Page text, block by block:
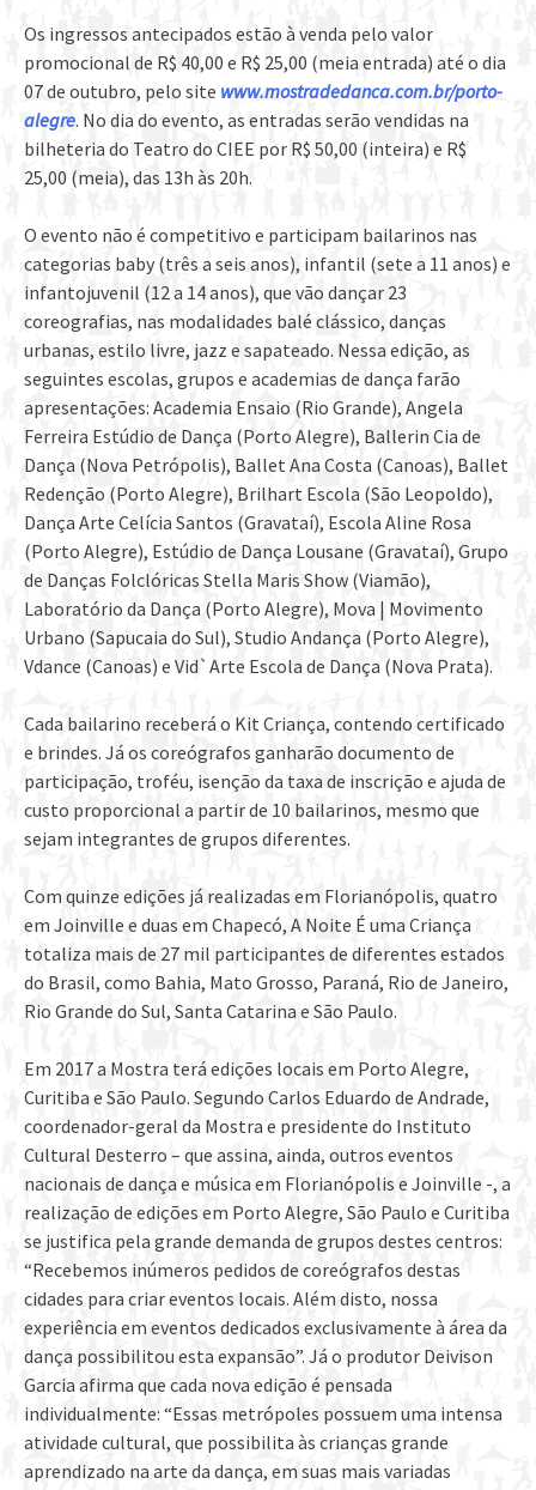
Os ingressos antecipados estão à venda pelo valor
promocional de R$ 40,00 e R$ 25,00 (meia entrada) até o dia
07 de outubro, pelo site www.mostradedanca.com.br/porto-
alegre. No dia do evento, as entradas serão vendidas na
bilheteria do Teatro do CIEE por R$ 50,00 (inteira) e R$
25,00 (meia), das 13h às 20h.
O evento não é competitivo e participam bailarinos nas
categorias baby (três a seis anos), infantil (sete a 11 anos) e
infantojuvenil (12 a 14 anos), que vão dançar 23
coreografias, nas modalidades balé clássico, danças
urbanas, estilo livre, jazz e sapateado. Nessa edição, as
seguintes escolas, grupos e academias de dança farão
apresentações: Academia Ensaio (Rio Grande), Angela
Ferreira Estúdio de Dança (Porto Alegre), Ballerin Cia de
Dança (Nova Petrópolis), Ballet Ana Costa (Canoas), Ballet
Redenção (Porto Alegre), Brilhart Escola (São Leopoldo),
Dança Arte Celícia Santos (Gravataí), Escola Aline Rosa
(Porto Alegre), Estúdio de Dança Lousane (Gravataí), Grupo
de Danças Folclóricas Stella Maris Show (Viamão),
Laboratório da Dança (Porto Alegre), Mova | Movimento
Urbano (Sapucaia do Sul), Studio Andança (Porto Alegre),
Vdance (Canoas) e Vid`Arte Escola de Dança (Nova Prata).
Cada bailarino receberá o Kit Criança, contendo certificado
e brindes. Já os coreógrafos ganharão documento de
participação, troféu, isenção da taxa de inscrição e ajuda de
custo proporcional a partir de 10 bailarinos, mesmo que
sejam integrantes de grupos diferentes.
Com quinze edições já realizadas em Florianópolis, quatro
em Joinville e duas em Chapecó, A Noite É uma Criança
totaliza mais de 27 mil participantes de diferentes estados
do Brasil, como Bahia, Mato Grosso, Paraná, Rio de Janeiro,
Rio Grande do Sul, Santa Catarina e São Paulo.
Em 2017 a Mostra terá edições locais em Porto Alegre,
Curitiba e São Paulo. Segundo Carlos Eduardo de Andrade,
coordenador-geral da Mostra e presidente do Instituto
Cultural Desterro – que assina, ainda, outros eventos
nacionais de dança e música em Florianópolis e Joinville -, a
realização de edições em Porto Alegre, São Paulo e Curitiba
se justifica pela grande demanda de grupos destes centros:
“Recebemos inúmeros pedidos de coreógrafos destas
cidades para criar eventos locais. Além disto, nossa
experiência em eventos dedicados exclusivamente à área da
dança possibilitou esta expansão”. Já o produtor Deivison
Garcia afirma que cada nova edição é pensada
individualmente: “Essas metrópoles possuem uma intensa
atividade cultural, que possibilita às crianças grande
aprendizado na arte da dança, em suas mais variadas